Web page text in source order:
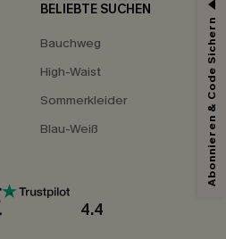
BELIEBTE SUCHEN
Bauchweg
High-Waist
Sommerkleider
Blau-Weiß
4.4
E-Mail-Abonnenten.
Jeder Code ist einmal gültig.
. Sie können sich jederzeit abmelden.
Abonnieren & Code Sichern